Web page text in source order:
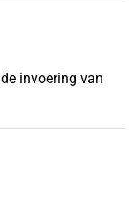
invoering van